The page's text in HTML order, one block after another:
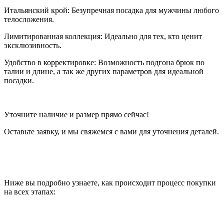
Итальянский крой: Безупречная посадка для мужчины любого
телосложения.
Лимитированная коллекция: Идеально для тех, кто ценит
эксклюзивность.
Удобство в корректировке: Возможность подгона брюк по
талии и длине, а так же других параметров для идеальной
посадки.
Уточните наличие и размер прямо сейчас!
Оставьте заявку, и мы свяжемся с вами для уточнения деталей.
Ниже вы подробно узнаете, как происходит процесс покупки
на всех этапах: